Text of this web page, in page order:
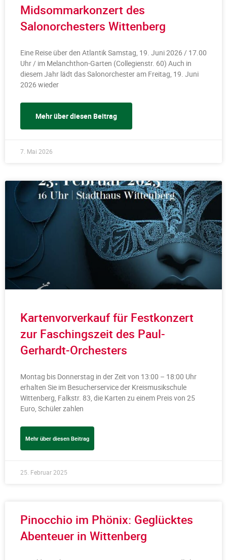
Midsommarkonzert des
Salonorchesters Wittenberg
Eine Reise über den Atlantik Samstag, 19. Juni 2026 / 17.00
Uhr / im Melanchthon-Garten (Collegienstr. 60) Auch in
diesem Jahr lädt das Salonorchester am Freitag, 19. Juni
2026 wieder
Mehr über diesen Beitrag
7. Mai 2026
Kartenvorverkauf für Festkonzert
zur Faschingszeit des Paul-
Gerhardt-Orchesters
Montag bis Donnerstag in der Zeit von 13:00 – 18:00 Uhr
erhalten Sie im Besucherservice der Kreismusikschule
Wittenberg, Falkstr. 83, die Karten zu einem Preis von 25
Euro, Schüler zahlen
Mehr über diesen Beitrag
25. Februar 2025
Pinocchio im Phönix: Geglücktes
Abenteuer in Wittenberg